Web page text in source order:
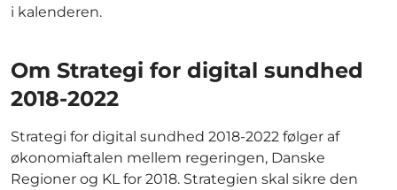
i kalenderen.
Om Strategi for digital sundhed
2018-2022
Strategi for digital sundhed 2018-2022 følger af
økonomiaftalen mellem regeringen, Danske
Regioner og KL for 2018. Strategien skal sikre den